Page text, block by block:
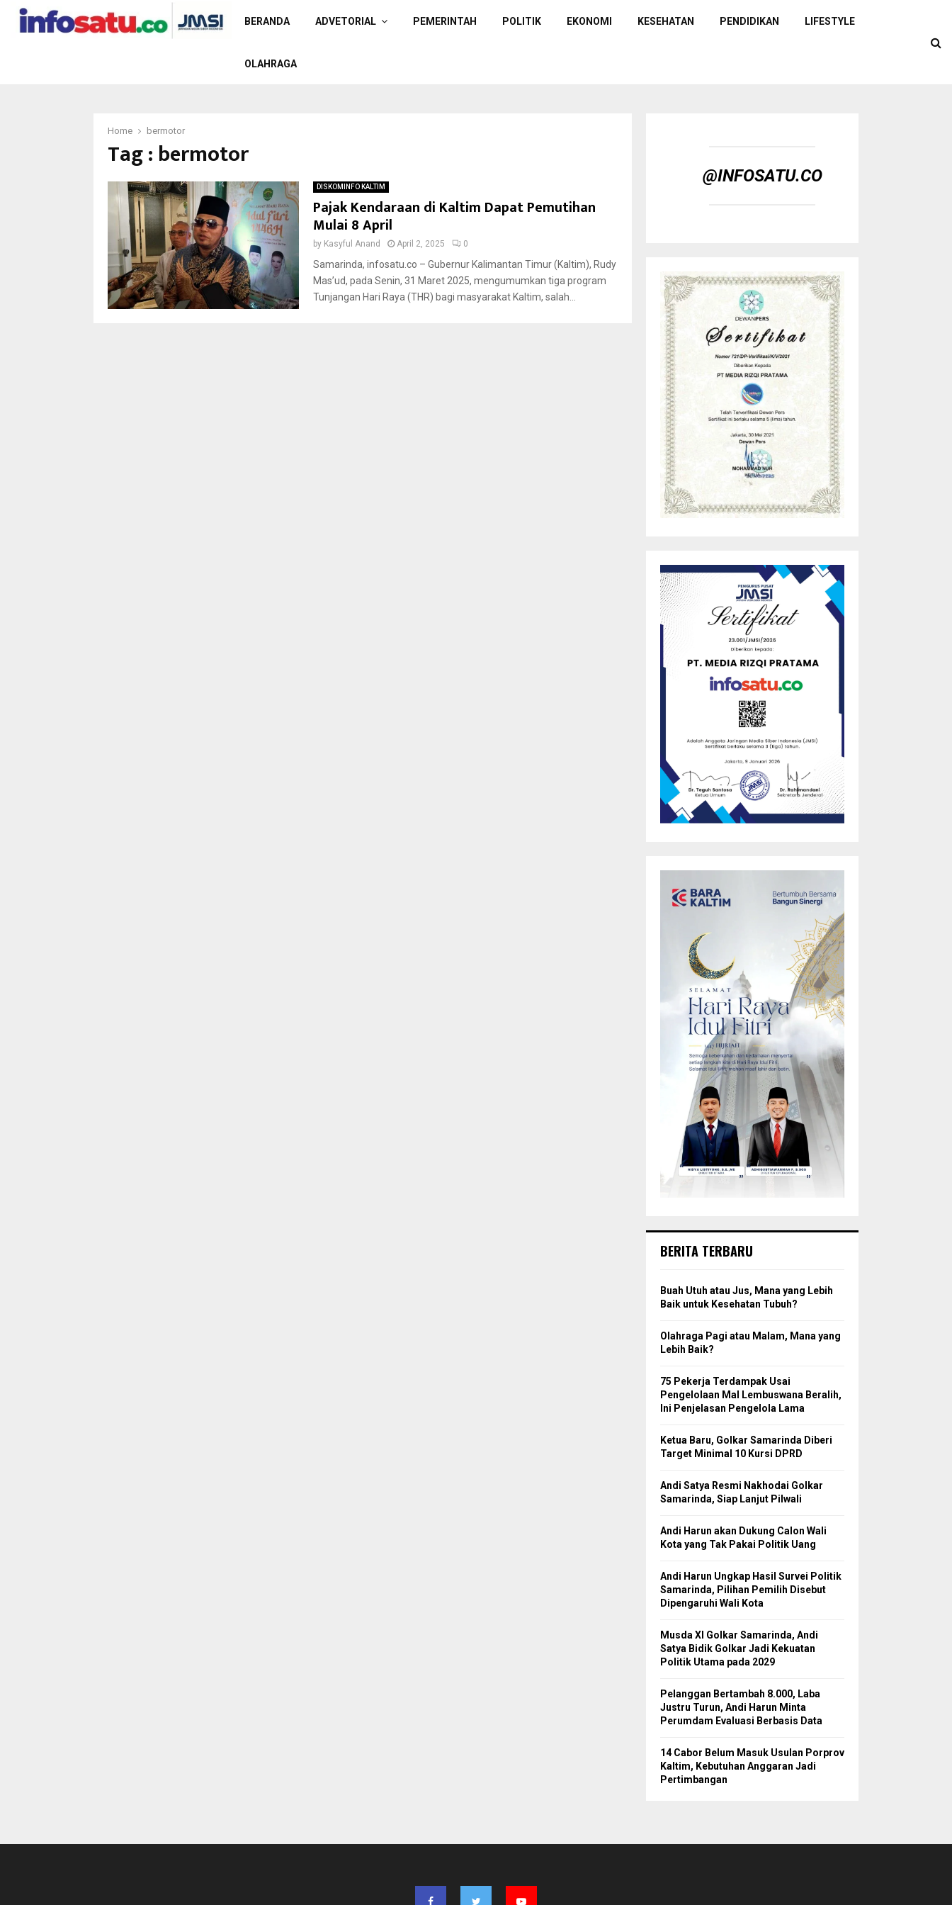
BERANDA ADVETORIAL PEMERINTAH POLITIK EKONOMI KESEHATAN PENDIDIKAN LIFESTYLE
OLAHRAGA
Home bermotor
Tag : bermotor
DISKOMINFO KALTIM
Pajak Kendaraan di Kaltim Dapat Pemutihan
Mulai 8 April
by Kasyful Anand April 2, 2025 0
Samarinda, infosatu.co – Gubernur Kalimantan Timur (Kaltim), Rudy
Mas’ud, pada Senin, 31 Maret 2025, mengumumkan tiga program
Tunjangan Hari Raya (THR) bagi masyarakat Kaltim, salah...
@INFOSATU.CO
BERITA TERBARU
Buah Utuh atau Jus, Mana yang Lebih
Baik untuk Kesehatan Tubuh?
Olahraga Pagi atau Malam, Mana yang
Lebih Baik?
75 Pekerja Terdampak Usai
Pengelolaan Mal Lembuswana Beralih,
Ini Penjelasan Pengelola Lama
Ketua Baru, Golkar Samarinda Diberi
Target Minimal 10 Kursi DPRD
Andi Satya Resmi Nakhodai Golkar
Samarinda, Siap Lanjut Pilwali
Andi Harun akan Dukung Calon Wali
Kota yang Tak Pakai Politik Uang
Andi Harun Ungkap Hasil Survei Politik
Samarinda, Pilihan Pemilih Disebut
Dipengaruhi Wali Kota
Musda XI Golkar Samarinda, Andi
Satya Bidik Golkar Jadi Kekuatan
Politik Utama pada 2029
Pelanggan Bertambah 8.000, Laba
Justru Turun, Andi Harun Minta
Perumdam Evaluasi Berbasis Data
14 Cabor Belum Masuk Usulan Porprov
Kaltim, Kebutuhan Anggaran Jadi
Pertimbangan